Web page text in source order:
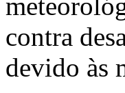
contra
devido às